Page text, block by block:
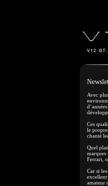
Avec
Ces
le
chanté
Quel
marques
Ferrari,
Car si
amateur